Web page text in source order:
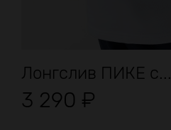
Лонгслив ПИКЕ с...
3 290 ₽